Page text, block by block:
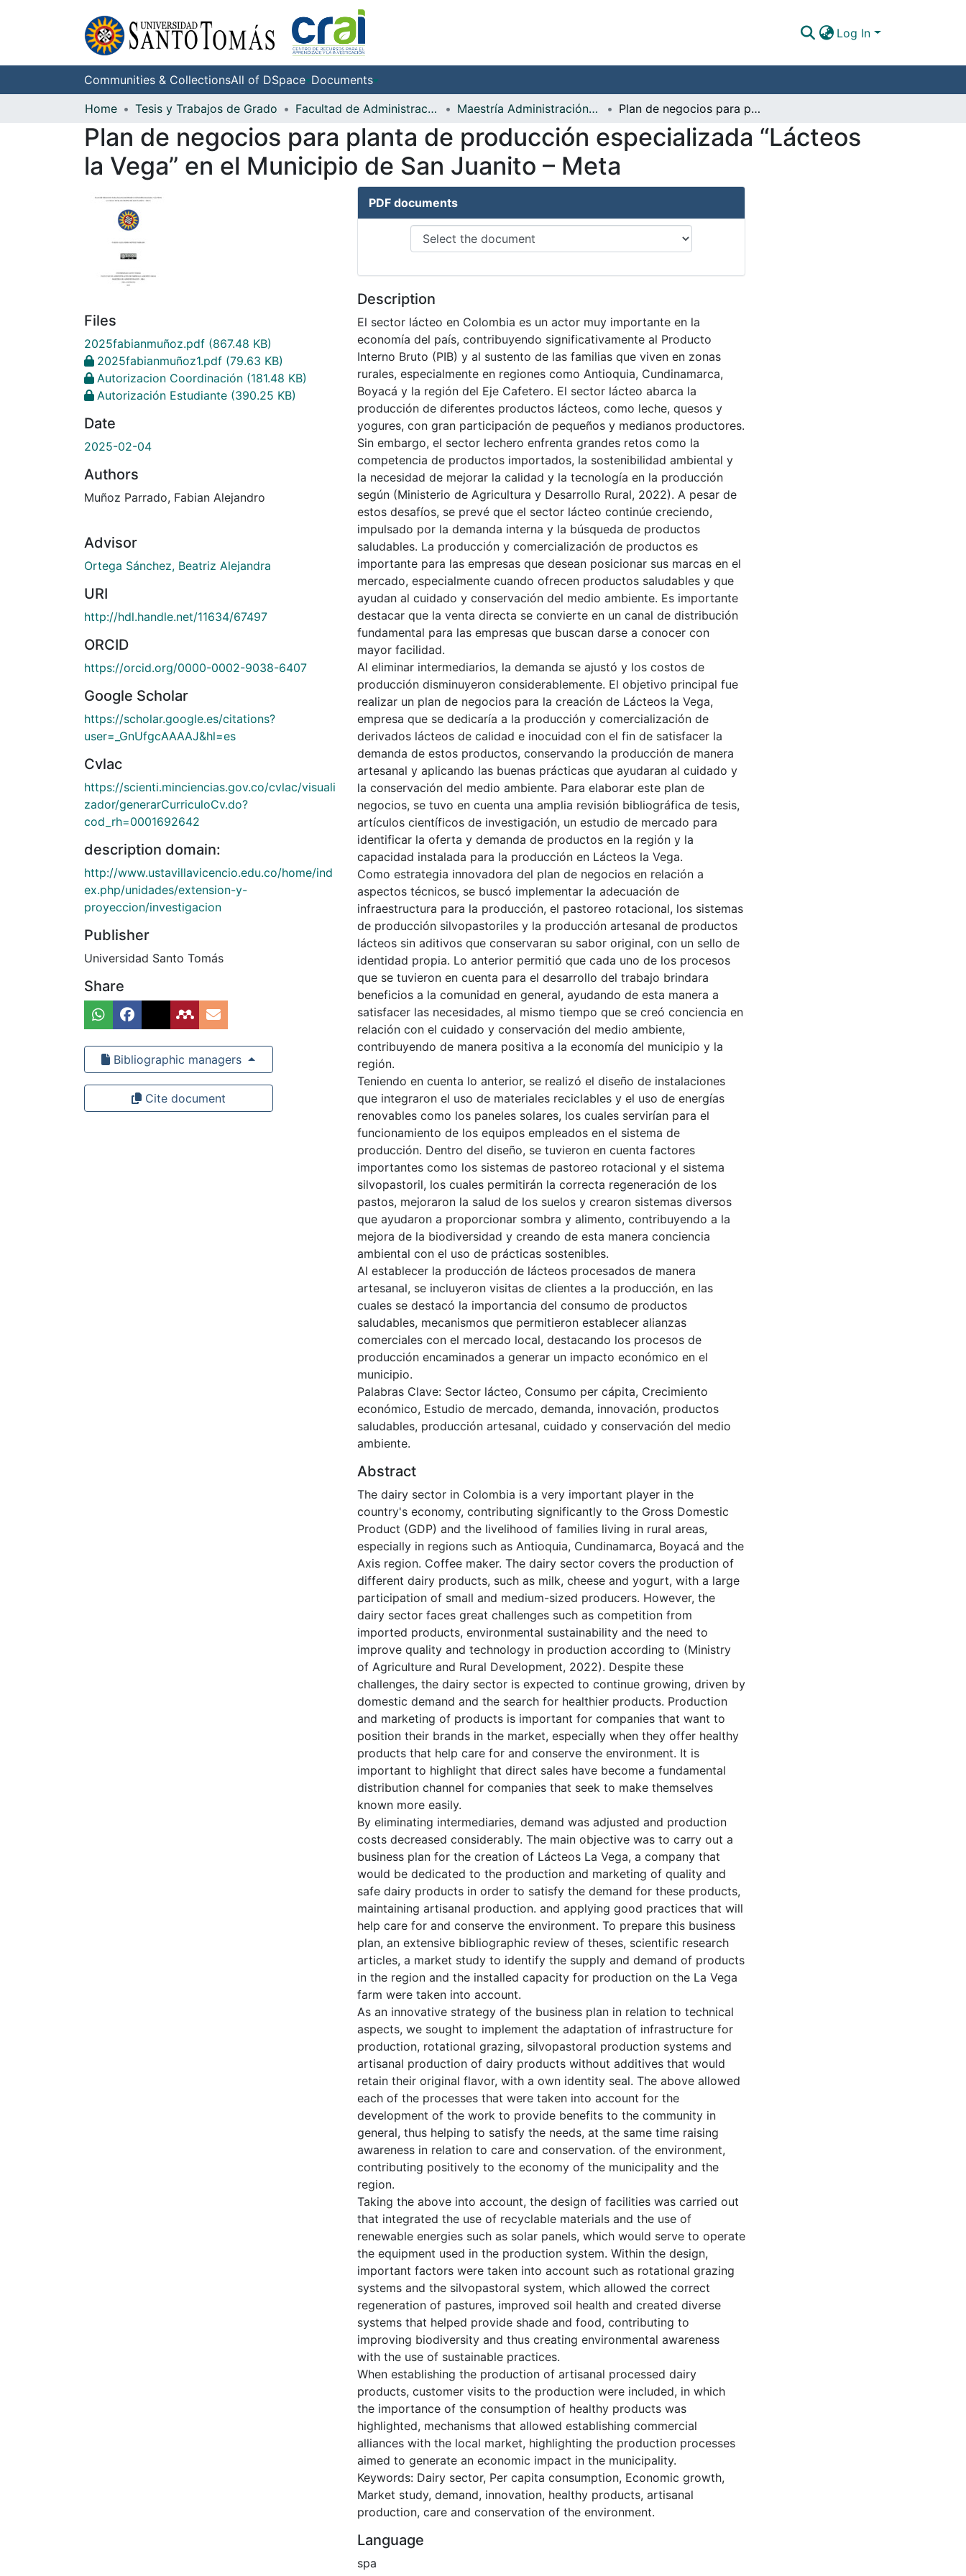
Log In
Communities & CollectionsAll of DSpace Documents
Home
Tesis y Trabajos de Grado Facultad de Administración de Empresas Maestría Administración - MBA Plan de negocios para planta de producción especializada “Lácteos la Vega” en el Municipio de San Juanito – Meta
Plan de negocios para planta de producción especializada “Lácteos
la Vega” en el Municipio de San Juanito – Meta
Files
2025fabianmuñoz.pdf (867.48 KB)
2025fabianmuñoz1.pdf (79.63 KB)
Autorizacion Coordinación (181.48 KB)
Autorización Estudiante (390.25 KB)
Date
2025-02-04
Authors
Muñoz Parrado, Fabian Alejandro
Advisor
Ortega Sánchez, Beatriz Alejandra
URI
http://hdl.handle.net/11634/67497
ORCID
https://orcid.org/0000-0002-9038-6407
Google Scholar
https://scholar.google.es/citations?
user=_GnUfgcAAAAJ&hl=es
Cvlac
https://scienti.minciencias.gov.co/cvlac/visuali
zador/generarCurriculoCv.do?
cod_rh=0001692642
description domain:
http://www.ustavillavicencio.edu.co/home/ind
ex.php/unidades/extension-y-
proyeccion/investigacion
Publisher
Universidad Santo Tomás
Share
Bibliographic managers
Cite document
PDF documents
Description
El sector lácteo en Colombia es un actor muy importante en la
economía del país, contribuyendo significativamente al Producto
Interno Bruto (PIB) y al sustento de las familias que viven en zonas
rurales, especialmente en regiones como Antioquia, Cundinamarca,
Boyacá y la región del Eje Cafetero. El sector lácteo abarca la
producción de diferentes productos lácteos, como leche, quesos y
yogures, con gran participación de pequeños y medianos productores.
Sin embargo, el sector lechero enfrenta grandes retos como la
competencia de productos importados, la sostenibilidad ambiental y
la necesidad de mejorar la calidad y la tecnología en la producción
según (Ministerio de Agricultura y Desarrollo Rural, 2022). A pesar de
estos desafíos, se prevé que el sector lácteo continúe creciendo,
impulsado por la demanda interna y la búsqueda de productos
saludables. La producción y comercialización de productos es
importante para las empresas que desean posicionar sus marcas en el
mercado, especialmente cuando ofrecen productos saludables y que
ayudan al cuidado y conservación del medio ambiente. Es importante
destacar que la venta directa se convierte en un canal de distribución
fundamental para las empresas que buscan darse a conocer con
mayor facilidad.
Al eliminar intermediarios, la demanda se ajustó y los costos de
producción disminuyeron considerablemente. El objetivo principal fue
realizar un plan de negocios para la creación de Lácteos la Vega,
empresa que se dedicaría a la producción y comercialización de
derivados lácteos de calidad e inocuidad con el fin de satisfacer la
demanda de estos productos, conservando la producción de manera
artesanal y aplicando las buenas prácticas que ayudaran al cuidado y
la conservación del medio ambiente. Para elaborar este plan de
negocios, se tuvo en cuenta una amplia revisión bibliográfica de tesis,
artículos científicos de investigación, un estudio de mercado para
identificar la oferta y demanda de productos en la región y la
capacidad instalada para la producción en Lácteos la Vega.
Como estrategia innovadora del plan de negocios en relación a
aspectos técnicos, se buscó implementar la adecuación de
infraestructura para la producción, el pastoreo rotacional, los sistemas
de producción silvopastoriles y la producción artesanal de productos
lácteos sin aditivos que conservaran su sabor original, con un sello de
identidad propia. Lo anterior permitió que cada uno de los procesos
que se tuvieron en cuenta para el desarrollo del trabajo brindara
beneficios a la comunidad en general, ayudando de esta manera a
satisfacer las necesidades, al mismo tiempo que se creó conciencia en
relación con el cuidado y conservación del medio ambiente,
contribuyendo de manera positiva a la economía del municipio y la
región.
Teniendo en cuenta lo anterior, se realizó el diseño de instalaciones
que integraron el uso de materiales reciclables y el uso de energías
renovables como los paneles solares, los cuales servirían para el
funcionamiento de los equipos empleados en el sistema de
producción. Dentro del diseño, se tuvieron en cuenta factores
importantes como los sistemas de pastoreo rotacional y el sistema
silvopastoril, los cuales permitirán la correcta regeneración de los
pastos, mejoraron la salud de los suelos y crearon sistemas diversos
que ayudaron a proporcionar sombra y alimento, contribuyendo a la
mejora de la biodiversidad y creando de esta manera conciencia
ambiental con el uso de prácticas sostenibles.
Al establecer la producción de lácteos procesados de manera
artesanal, se incluyeron visitas de clientes a la producción, en las
cuales se destacó la importancia del consumo de productos
saludables, mecanismos que permitieron establecer alianzas
comerciales con el mercado local, destacando los procesos de
producción encaminados a generar un impacto económico en el
municipio.
Palabras Clave: Sector lácteo, Consumo per cápita, Crecimiento
económico, Estudio de mercado, demanda, innovación, productos
saludables, producción artesanal, cuidado y conservación del medio
ambiente.
Abstract
The dairy sector in Colombia is a very important player in the
country's economy, contributing significantly to the Gross Domestic
Product (GDP) and the livelihood of families living in rural areas,
especially in regions such as Antioquia, Cundinamarca, Boyacá and the
Axis region. Coffee maker. The dairy sector covers the production of
different dairy products, such as milk, cheese and yogurt, with a large
participation of small and medium-sized producers. However, the
dairy sector faces great challenges such as competition from
imported products, environmental sustainability and the need to
improve quality and technology in production according to (Ministry
of Agriculture and Rural Development, 2022). Despite these
challenges, the dairy sector is expected to continue growing, driven by
domestic demand and the search for healthier products. Production
and marketing of products is important for companies that want to
position their brands in the market, especially when they offer healthy
products that help care for and conserve the environment. It is
important to highlight that direct sales have become a fundamental
distribution channel for companies that seek to make themselves
known more easily.
By eliminating intermediaries, demand was adjusted and production
costs decreased considerably. The main objective was to carry out a
business plan for the creation of Lácteos La Vega, a company that
would be dedicated to the production and marketing of quality and
safe dairy products in order to satisfy the demand for these products,
maintaining artisanal production. and applying good practices that will
help care for and conserve the environment. To prepare this business
plan, an extensive bibliographic review of theses, scientific research
articles, a market study to identify the supply and demand of products
in the region and the installed capacity for production on the La Vega
farm were taken into account.
As an innovative strategy of the business plan in relation to technical
aspects, we sought to implement the adaptation of infrastructure for
production, rotational grazing, silvopastoral production systems and
artisanal production of dairy products without additives that would
retain their original flavor, with a own identity seal. The above allowed
each of the processes that were taken into account for the
development of the work to provide benefits to the community in
general, thus helping to satisfy the needs, at the same time raising
awareness in relation to care and conservation. of the environment,
contributing positively to the economy of the municipality and the
region.
Taking the above into account, the design of facilities was carried out
that integrated the use of recyclable materials and the use of
renewable energies such as solar panels, which would serve to operate
the equipment used in the production system. Within the design,
important factors were taken into account such as rotational grazing
systems and the silvopastoral system, which allowed the correct
regeneration of pastures, improved soil health and created diverse
systems that helped provide shade and food, contributing to
improving biodiversity and thus creating environmental awareness
with the use of sustainable practices.
When establishing the production of artisanal processed dairy
products, customer visits to the production were included, in which
the importance of the consumption of healthy products was
highlighted, mechanisms that allowed establishing commercial
alliances with the local market, highlighting the production processes
aimed to generate an economic impact in the municipality.
Keywords: Dairy sector, Per capita consumption, Economic growth,
Market study, demand, innovation, healthy products, artisanal
production, care and conservation of the environment.
Language
spa